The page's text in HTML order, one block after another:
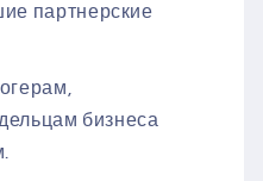
партнерские
бизнеса